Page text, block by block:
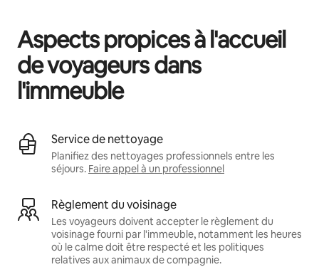
Aspects propices à l'accueil
de voyageurs dans
l'immeuble
Service de nettoyage
Planifiez des nettoyages professionnels entre les
séjours. Faire appel à un professionnel
Règlement du voisinage
Les voyageurs doivent accepter le règlement du
voisinage fourni par l'immeuble, notamment les heures
où le calme doit être respecté et les politiques
relatives aux animaux de compagnie.